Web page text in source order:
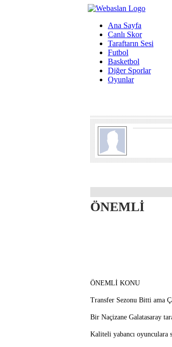
Ana Sayfa
Canlı Skor
Taraftarın Sesi
Futbol
Basketbol
Diğer Sporlar
Oyunlar
ÖNEMLİ
ÖNEMLİ KONU
Transfer Sezonu Bitti ama
Bir Naçizane Galatasaray
Kaliteli yabancı oyunculara